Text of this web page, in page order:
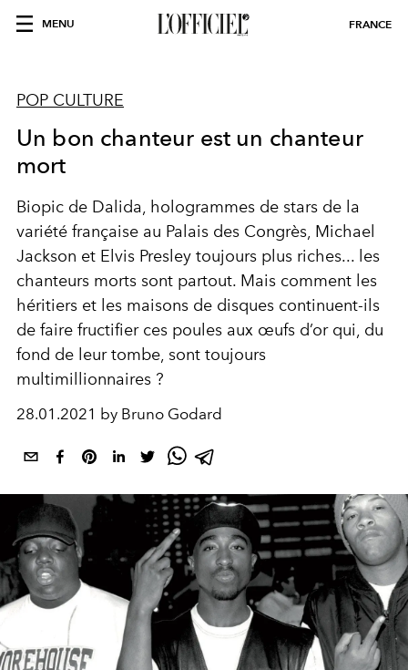
MENU FRANCE
POP CULTURE
Un bon chanteur est un chanteur
mort
Biopic de Dalida, hologrammes de stars de la
variété française au Palais des Congrès, Michael
Jackson et Elvis Presley toujours plus riches... les
chanteurs morts sont partout. Mais comment les
héritiers et les maisons de disques continuent-ils
de faire fructifier ces poules aux œufs d’or qui, du
fond de leur tombe, sont toujours
multimillionnaires ?
28.01.2021 by Bruno Godard